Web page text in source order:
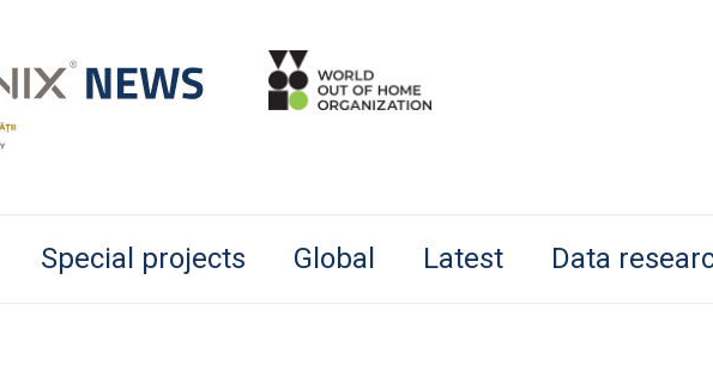
Special projects Global Latest Data